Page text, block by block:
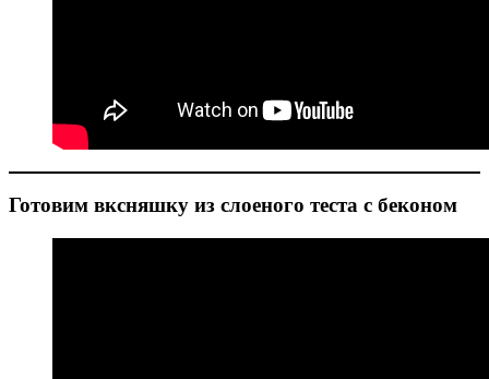
Готовим вксняшку из слоеного теста с беконом